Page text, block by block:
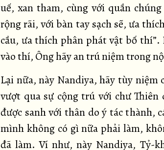
uế, xan tham, cùng với quần
rộng rãi, với bàn tay sạch sẽ, ưa
cầu, ưa thích phân phát vật bố
vào thí, Ông hãy an trú niệm trong
Lại nữa, này Nandiya, hãy tùy niệm
vượt qua sự cộng trú với chư Thiên
được sanh với thân do ý tác thành,
mình không có gì nữa phải làm,
đã làm. Ví như, này Nandiya, Tỷ-